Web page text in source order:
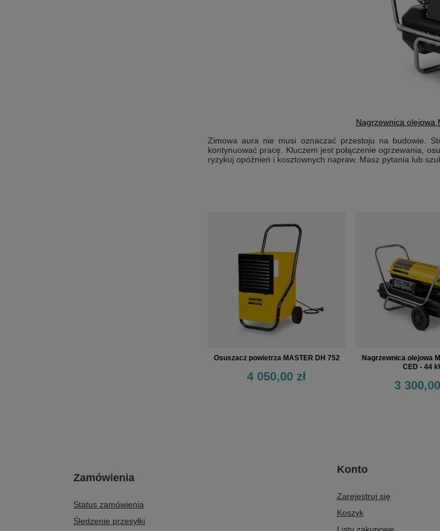
Nagrzewnica olejowa
Zimowa aura nie musi oznaczać przestoju na budowie.
kontynuować pracę. Kluczem jest połączenie ogrzewania,
ryzykuj opóźnień i kosztownych napraw. Masz pytania lub
Osuszacz powietrza MASTER DH 752
4 050,00 zł
Nagrzewnica olejowa
CED - 44
3
Zamówienia
Status zamówienia
Śledzenie przesyłki
Konto
Zarejestruj się
Koszyk